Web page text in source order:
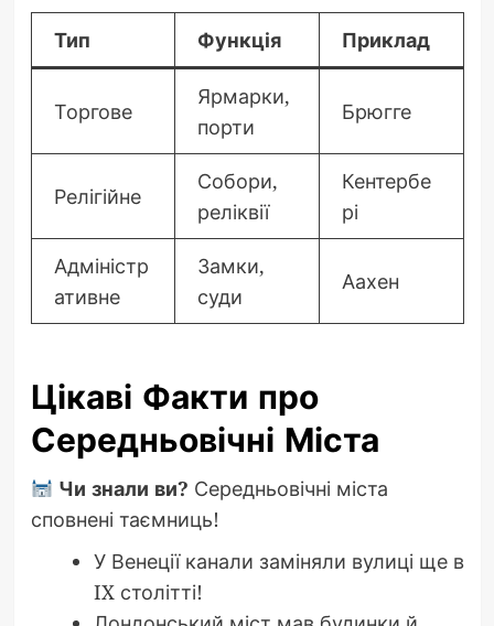
Тип Функція Приклад
Торгове
Ярмарки,
порти
Брюгге
Релігійне
Собори,
реліквії
Кентербе
рі
Адміністр
ативне
Замки,
суди
Аахен
Цікаві Факти про
Середньовічні Міста
Чи знали ви? Середньовічні міста
сповнені таємниць!
У Венеції канали заміняли вулиці ще в
IX столітті!